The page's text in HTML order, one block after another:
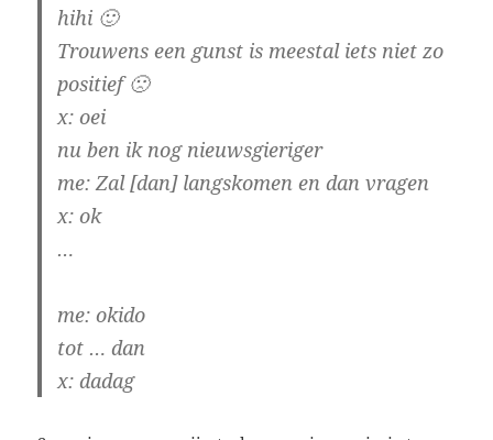
hihi 🙂
Trouwens een gunst is meestal iets niet zo
positief 🙁
x: oei
nu ben ik nog nieuwsgieriger
me: Zal [dan] langskomen en dan vragen
x: ok
…
me: okido
tot … dan
x:dadag